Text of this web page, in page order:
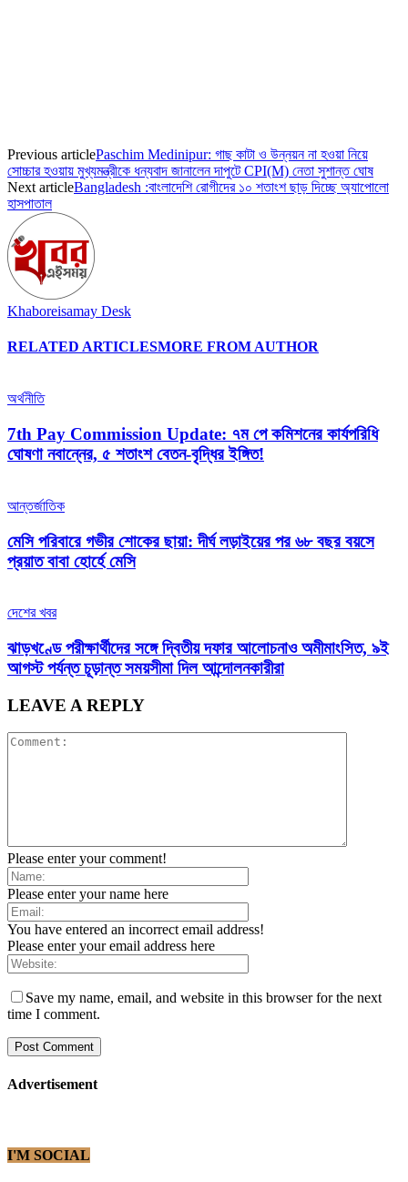
Previous articlePaschim Medinipur: গাছ কাটা ও উন্নয়ন না হওয়া নিয়ে
সোচ্চার হওয়ায় মুখ্যমন্ত্রীকে ধন্যবাদ জানালেন দাপুটে CPI(M) নেতা সুশান্ত ঘোষ
Next articleBangladesh :বাংলাদেশি রোগীদের ১০ শতাংশ ছাড় দিচ্ছে অ্যাপোলো
হাসপাতাল
Khaboreisamay Desk
RELATED ARTICLESMORE FROM AUTHOR
অর্থনীতি
7th Pay Commission Update: ৭ম পে কমিশনের কার্যপরিধি
ঘোষণা নবান্নের, ৫ শতাংশ বেতন-বৃদ্ধির ইঙ্গিত!
আন্তর্জাতিক
মেসি পরিবারে গভীর শোকের ছায়া: দীর্ঘ লড়াইয়ের পর ৬৮ বছর বয়সে
প্রয়াত বাবা হোর্হে মেসি
দেশের খবর
ঝাড়খণ্ডে পরীক্ষার্থীদের সঙ্গে দ্বিতীয় দফার আলোচনাও অমীমাংসিত, ৯ই
আগস্ট পর্যন্ত চূড়ান্ত সময়সীমা দিল আন্দোলনকারীরা
LEAVE A REPLY
Please enter your comment!
Please enter your name here
You have entered an incorrect email address!
Please enter your email address here
Save my name, email, and website in this browser for the next
time I comment.
Advertisement
I'M SOCIAL